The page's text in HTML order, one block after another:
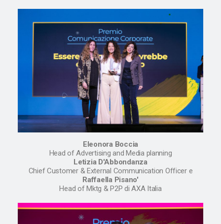
Eleonora Boccia
Head of Advertising and Media planning
Letizia D'Abbondanza
Chief Customer & External Communication Officer e
Raffaella Pisano'
Head of Mktg & P2P di AXA Italia